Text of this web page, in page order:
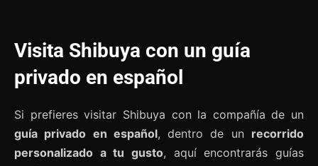
Visita Shibuya con un guía
privado en español
Si prefieres visitar Shibuya con la compañía de un
guía privado en español, dentro de un recorrido
personalizado a tu gusto, aquí encontrarás guías